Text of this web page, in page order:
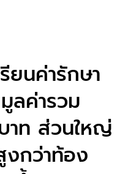
ยนค่ารักษา
ลค่ารวม
าท ส่วนใหญ่
กว่าท้อง